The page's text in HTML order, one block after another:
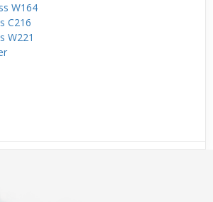
W164
C216
W221